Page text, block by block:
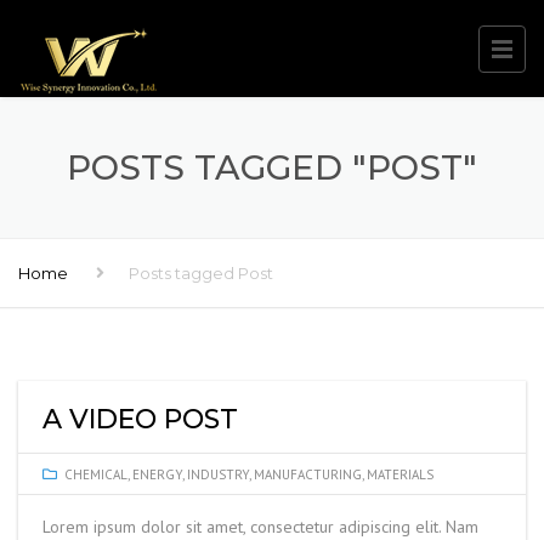
POSTS TAGGED "POST"
Home Posts tagged Post
A VIDEO POST
CHEMICAL, ENERGY, INDUSTRY, MANUFACTURING, MATERIALS
Lorem ipsum dolor sit amet, consectetur adipiscing elit. Nam